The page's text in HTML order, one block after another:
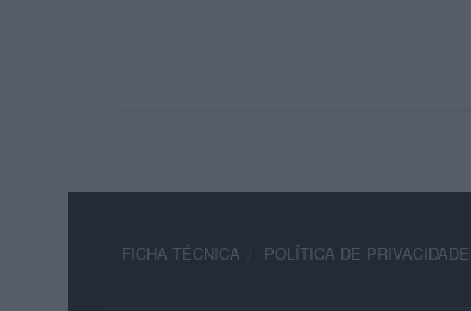
FICHA TÉCNICA POLÍTICA DE PRIVACIDADE